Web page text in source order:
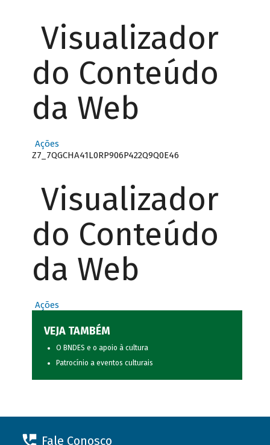
Visualizador
do Conteúdo
da Web
Ações
Z7_7QGCHA41L0RP906P422Q9Q0E46
Visualizador
do Conteúdo
da Web
Ações
VEJA TAMBÉM
O BNDES e o apoio à cultura
Patrocínio a eventos culturais
Fale Conosco